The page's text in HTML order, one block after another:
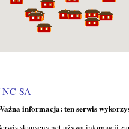
SA
informacja: ten serwis